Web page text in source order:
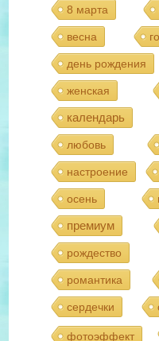
8 марта
весна
день рождения
женская
календарь
любовь
настроение
осень
премиум
рождество
романтика
сердечки
фотоэффект